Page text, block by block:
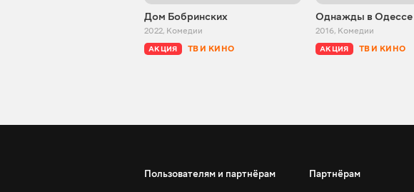
Дом Бобринских
2022, Комедии
АКЦИЯ ТВ И КИНО
Однажды в Одессе
2016, Комедии
АКЦИЯ ТВ И КИНО
Пользователям и партнёрам
Партнёрам